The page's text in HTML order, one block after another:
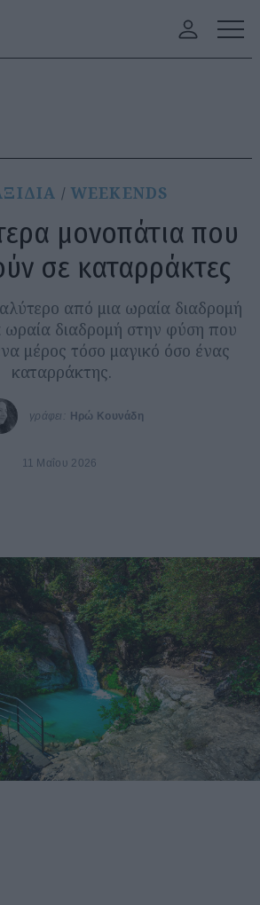
WEEKENDS
μονοπάτια που
σε καταρράκτες
από μια ωραία διαδρομή
διαδρομή στην φύση που
μέρος τόσο μαγικό όσο ένας
καταρράκτης.
γράφει: Ηρώ Κουνάδη
11 Μαΐου 2026